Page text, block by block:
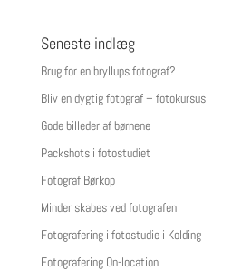
Seneste indlæg
Brug for en bryllups fotograf?
Bliv en dygtig fotograf – fotokursus
Gode billeder af børnene
Packshots i fotostudiet
Fotograf Børkop
Minder skabes ved fotografen
Fotografering i fotostudie i Kolding
Fotografering On-location